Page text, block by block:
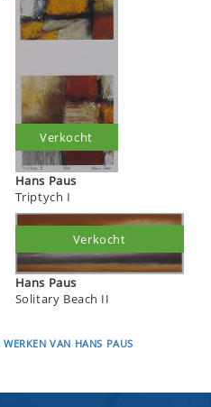
Hans Paus
Triptych I
Verkocht
Hans Paus
Solitary Beach II
Verkocht
VAN HANS PAUS